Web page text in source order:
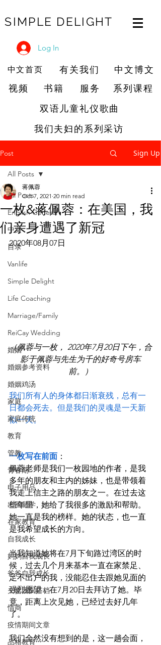
SIMPLE DELIGHT
Log In
中文首页 有关我们
中文博文
视频
书籍 服务
系列课程
双语儿童礼仪歌曲
我们夫妇的系列采访
Post Sign Up
All Posts
English General
中文
目录
Vanlife
Simple Delight
Life Coaching
Marriage/Family
ReiCay Wedding
婚姻
婚姻参考资料
婚姻鸡汤
家庭
家庭传统
教育
管教
青春期
电子用品
出国留学
在家教育
自我成长
妈妈自我成长
爸爸自我成长
夫妻团队搭档
情商
疫情期间文章
品格教育
All Posts
一枚&蒋佩蓉：在美国，我
们亲身遭遇了新冠
蒋佩蓉
Oct 7, 2021 20 min read
2020年08月07日
（佩蓉与一枚， 2020年7月20日下午，合
影于佩蓉与先生为千的好奇号房车
前。）
我们所有人的身体都日渐衰残，总有一
日都会死去。但是我们的灵魂是一天新
似一天。
一枚写在前面 ：
佩蓉老师是我们一枚园地的作者，是我
多年的朋友和主内的姊妹，也是带领着
我走上信主之路的朋友之一。在过去这
些年里，她给了我很多的激励和帮助。
她一直是我的榜样。她的状态，也一直
是我希望成长的方向。
当我知道她将在7月下旬路过湾区的时
候，过去几个月来基本一直在家禁足、
足不出户的我，没能忍住去跟她见面的
强烈愿望，在7月20日去拜访了她。毕
竟，距离上次见她，已经过去好几年
了。
我们全然没有想到的是，这一趟会面，